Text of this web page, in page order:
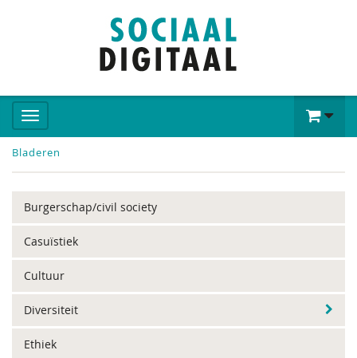
Bladeren
Burgerschap/civil society
Casuïstiek
Cultuur
Diversiteit
Ethiek